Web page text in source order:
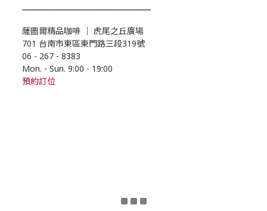
薩圖爾精品咖啡
虎尾之丘廣場
701 台南市東區東門路三段319號
06 - 267 - 8383
Mon. - Sun. 9:00 - 19:00
預約訂位